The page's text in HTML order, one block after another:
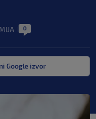
0
Google izvor